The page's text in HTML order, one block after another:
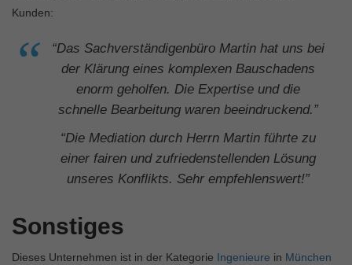
Kunden:
“Das Sachverständigenbüro Martin hat uns bei
der Klärung eines komplexen Bauschadens
enorm geholfen. Die Expertise und die
schnelle Bearbeitung waren beeindruckend.”
“Die Mediation durch Herrn Martin führte zu
einer fairen und zufriedenstellenden Lösung
unseres Konflikts. Sehr empfehlenswert!”
Sonstiges
Dieses Unternehmen ist in der Kategorie Ingenieure in München